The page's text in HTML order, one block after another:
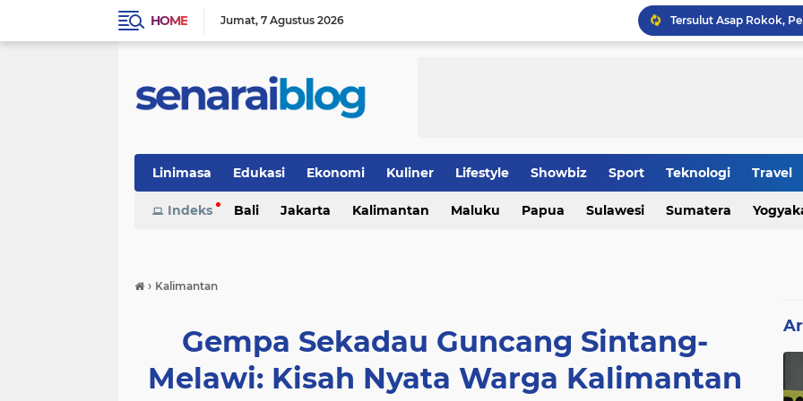
HOME Jumat 7 Agustus 2026
Tersulut Asap Rokok,
Krisis Banjir Jakarta: 114
Linimasa Edukasi Ekonomi Kuliner Lifestyle Showbiz Sport Teknologi Travel
Indeks Bali Jakarta Kalimantan Maluku Papua Sulawesi Sumatera
› Kalimantan
Gempa Sekadau Guncang Sintang-
Melawi: Kisah Nyata Warga Kalimantan